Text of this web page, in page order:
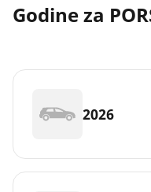
Godine za
2026